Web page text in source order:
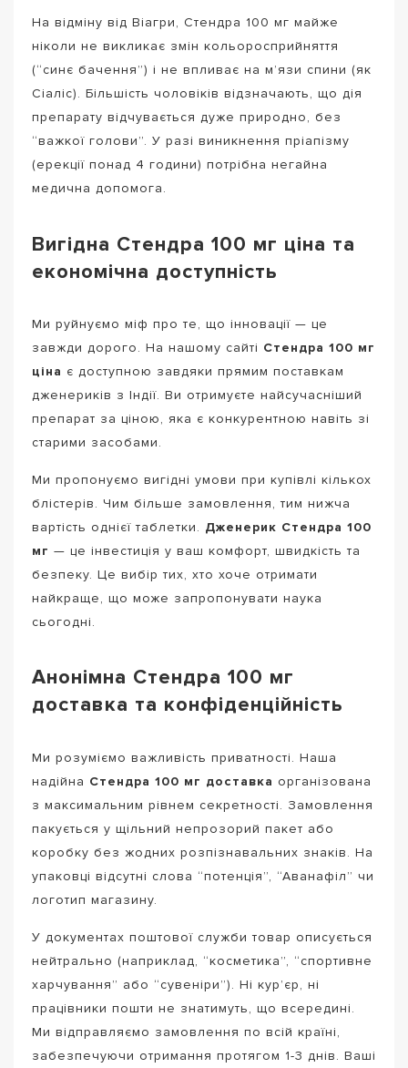
На відміну від Віагри, Стендра 100 мг майже
ніколи не викликає змін кольоросприйняття
(“синє бачення”) і не впливає на м’язи спини (як
Сіаліс). Більшість чоловіків відзначають, що дія
препарату відчувається дуже природно, без
“важкої голови”. У разі виникнення пріапізму
(ерекції понад 4 години) потрібна негайна
медична допомога.
Вигідна Стендра 100 мг ціна та
економічна доступність
Ми руйнуємо міф про те, що інновації — це
завжди дорого. На нашому сайті Стендра 100 мг
ціна є доступною завдяки прямим поставкам
дженериків з Індії. Ви отримуєте найсучасніший
препарат за ціною, яка є конкурентною навіть зі
старими засобами.
Ми пропонуємо вигідні умови при купівлі кількох
блістерів. Чим більше замовлення, тим нижча
вартість однієї таблетки. Дженерик Стендра 100
мг — це інвестиція у ваш комфорт, швидкість та
безпеку. Це вибір тих, хто хоче отримати
найкраще, що може запропонувати наука
сьогодні.
Анонімна Стендра 100 мг
доставка та конфіденційність
Ми розуміємо важливість приватності. Наша
надійна Стендра 100 мг доставка організована
з максимальним рівнем секретності. Замовлення
пакується у щільний непрозорий пакет або
коробку без жодних розпізнавальних знаків. На
упаковці відсутні слова “потенція”, “Аванафіл” чи
логотип магазину.
У документах поштової служби товар описується
нейтрально (наприклад, “косметика”, “спортивне
харчування” або “сувеніри”). Ні кур’єр, ні
працівники пошти не знатимуть, що всередині.
Ми відправляємо замовлення по всій країні,
забезпечуючи отримання протягом 1-3 днів. Ваші